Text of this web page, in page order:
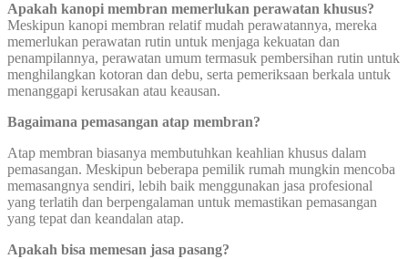
Apakah kanopi membran memerlukan perawatan khusus?
Meskipun kanopi membran relatif mudah perawatannya, mereka
memerlukan perawatan rutin untuk menjaga kekuatan dan
penampilannya, perawatan umum termasuk pembersihan rutin untuk
menghilangkan kotoran dan debu, serta pemeriksaan berkala untuk
menanggapi kerusakan atau keausan.
Bagaimana pemasangan atap membran?
Atap membran biasanya membutuhkan keahlian khusus dalam
pemasangan. Meskipun beberapa pemilik rumah mungkin mencoba
memasangnya sendiri, lebih baik menggunakan jasa profesional
yang terlatih dan berpengalaman untuk memastikan pemasangan
yang tepat dan keandalan atap.
Apakah bisa memesan jasa pasang?